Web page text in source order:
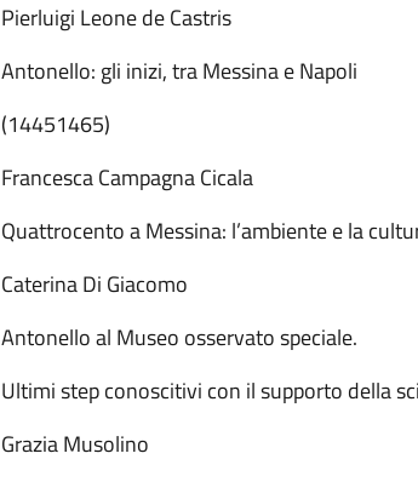
Pierluigi Leone de Castris
Antonello: gli inizi, tra Messina e Napoli
(14451465)
Francesca Campagna Cicala
Quattrocento a Messina: l’ambiente e la
Caterina Di Giacomo
Antonello al Museo osservato speciale.
Ultimi step conoscitivi con il supporto della
Grazia Musolino